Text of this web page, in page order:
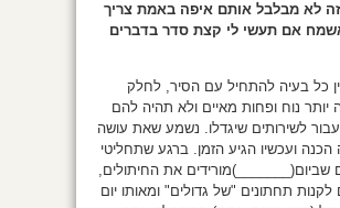
לא מבלבל אותם איפה באמת צריך
אם תעשי לי קצת סדר בדברים
כל בעיה להתחיל עם הסיר, לחלק
יותר נוח ופחות מאיים ולא תהיה להם
לשירותים שיגדלו. נשמע שאת עושה
ועכשיו הגיע הזמן. ברגע שתחליטי
שביום(_______)מורידים את החיתולים,
תחתונים "של גדולים" ומאותו יום